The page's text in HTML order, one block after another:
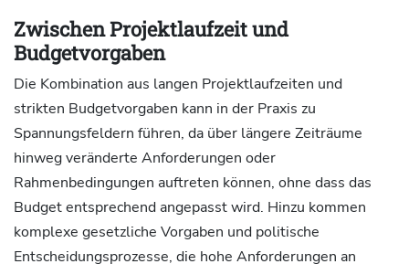
Zwischen Projektlaufzeit und
Budgetvorgaben
Die Kombination aus langen Projektlaufzeiten und
strikten Budgetvorgaben kann in der Praxis zu
Spannungsfeldern führen, da über längere Zeiträume
hinweg veränderte Anforderungen oder
Rahmenbedingungen auftreten können, ohne dass das
Budget entsprechend angepasst wird. Hinzu kommen
komplexe gesetzliche Vorgaben und politische
Entscheidungsprozesse, die hohe Anforderungen an